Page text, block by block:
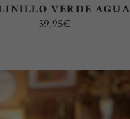
VERDE AGUA
39,95€